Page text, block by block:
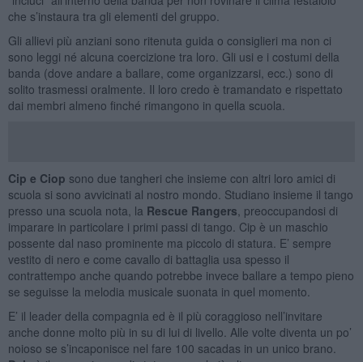
che s’instaura tra gli elementi del gruppo.
Gli allievi più anziani sono ritenuta guida o consiglieri ma non ci
sono leggi né alcuna coercizione tra loro. Gli usi e i costumi della
banda (dove andare a ballare, come organizzarsi, ecc.) sono di
solito trasmessi oralmente. Il loro credo è tramandato e rispettato
dai membri almeno finché rimangono in quella scuola.
Cip e Ciop sono due tangheri che insieme con altri loro amici di
scuola si sono avvicinati al nostro mondo. Studiano insieme il tango
presso una scuola nota, la Rescue Rangers , preoccupandosi di
imparare in particolare i primi passi di tango. Cip è un maschio
possente dal naso prominente ma piccolo di statura. E’ sempre
vestito di nero e come cavallo di battaglia usa spesso il
contrattempo anche quando potrebbe invece ballare a tempo pieno
se seguisse la melodia musicale suonata in quel momento.
E’ il leader della compagnia ed è il più coraggioso nell’invitare
anche donne molto più in su di lui di livello. Alle volte diventa un po’
noioso se s’incaponisce nel fare 100 sacadas in un unico brano.